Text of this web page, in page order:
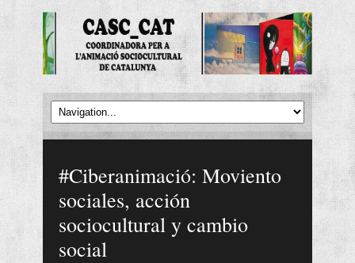
#Ciberanimació: Moviento
sociales, acción
sociocultural y cambio
social